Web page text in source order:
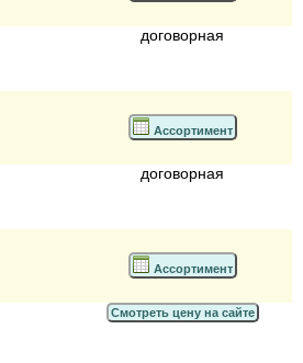
договорная
Ассортимент
договорная
Ассортимент
Смотреть цену на сайте